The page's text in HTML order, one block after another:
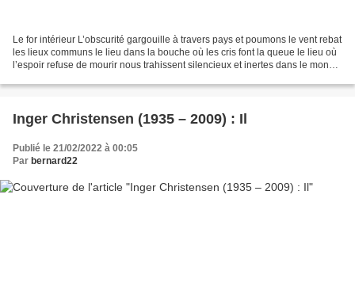
Le for intérieur L’obscurité gargouille à travers pays et poumons le vent rebat
les lieux communs le lieu dans la bouche où les cris font la queue le lieu où
l’espoir refuse de mourir nous trahissent silencieux et inertes dans le monde
Inger Christensen (1935 – 2009) : Il
Publié le 21/02/2022 à 00:05
Par bernard22